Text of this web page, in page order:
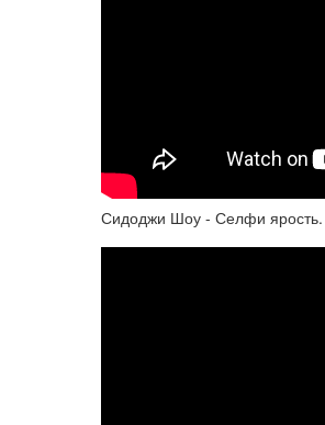
Сидоджи Шоу - Селфи ярость.